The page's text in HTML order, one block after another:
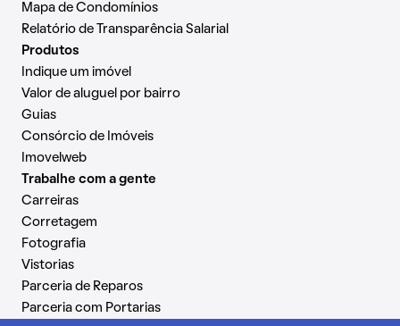
Mapa de Condomínios
Relatório de Transparência Salarial
Produtos
Indique um imóvel
Valor de aluguel por bairro
Guias
Consórcio de Imóveis
Imovelweb
Trabalhe com a gente
Carreiras
Corretagem
Fotografia
Vistorias
Parceria de Reparos
Parceria com Portarias